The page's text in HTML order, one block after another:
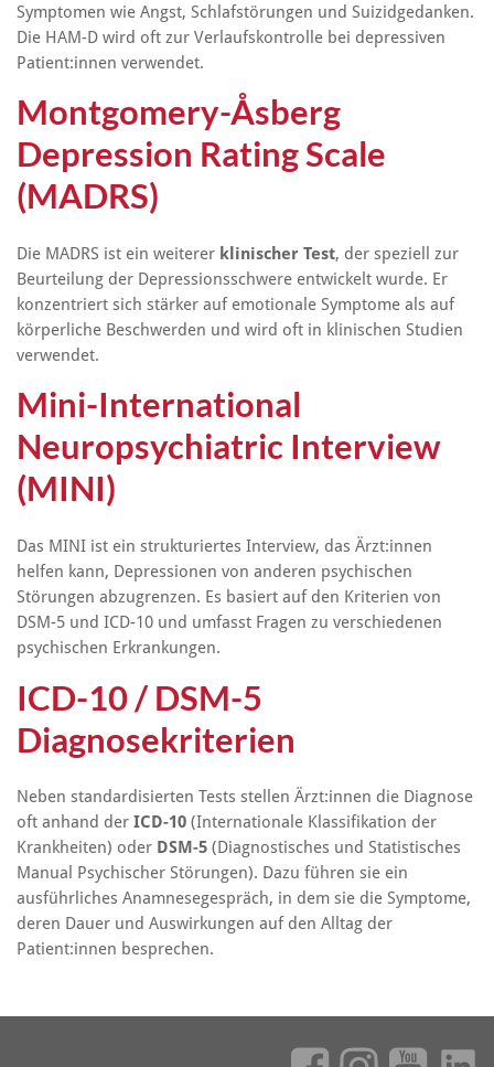
Symptomen wie Angst, Schlafstörungen und Suizidgedanken.
Die HAM-D wird oft zur Verlaufskontrolle bei depressiven
Patient:innen verwendet.
Montgomery-Åsberg
Depression Rating Scale
(MADRS)
Die MADRS ist ein weiterer klinischer Test, der speziell zur
Beurteilung der Depressionsschwere entwickelt wurde. Er
konzentriert sich stärker auf emotionale Symptome als auf
körperliche Beschwerden und wird oft in klinischen Studien
verwendet.
Mini-International
Neuropsychiatric Interview
(MINI)
Das MINI ist ein strukturiertes Interview, das Ärzt:innen
helfen kann, Depressionen von anderen psychischen
Störungen abzugrenzen. Es basiert auf den Kriterien von
DSM-5 und ICD-10 und umfasst Fragen zu verschiedenen
psychischen Erkrankungen.
ICD-10 / DSM-5
Diagnosekriterien
Neben standardisierten Tests stellen Ärzt:innen die Diagnose
oft anhand der ICD-10 (Internationale Klassifikation der
Krankheiten) oder DSM-5 (Diagnostisches und Statistisches
Manual Psychischer Störungen). Dazu führen sie ein
ausführliches Anamnesegespräch, in dem sie die Symptome,
deren Dauer und Auswirkungen auf den Alltag der
Patient:innen besprechen.